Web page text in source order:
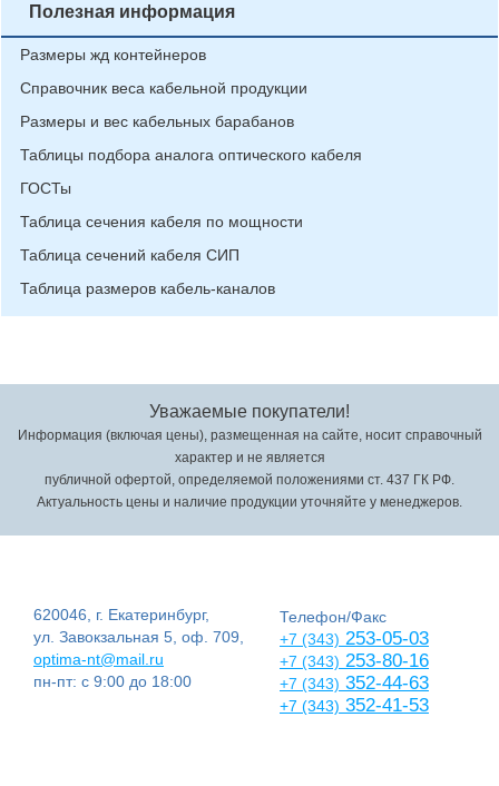
Полезная информация
Размеры жд контейнеров
Справочник веса кабельной продукции
Размеры и вес кабельных барабанов
Таблицы подбора аналога оптического кабеля
ГОСТы
Таблица сечения кабеля по мощности
Таблица сечений кабеля СИП
Таблица размеров кабель-каналов
Уважаемые покупатели!
Информация (включая цены), размещенная на сайте, носит справочный
характер и не является
публичной офертой, определяемой положениями ст. 437 ГК РФ.
Актуальность цены и наличие продукции уточняйте у менеджеров.
620046, г. Екатеринбург,
ул. Завокзальная 5, оф. 709,
optima-nt@mail.ru
пн-пт: с 9:00 до 18:00
Телефон/Факс
+7 (343) 253-05-03
+7 (343) 253-80-16
+7 (343) 352-44-63
+7 (343) 352-41-53